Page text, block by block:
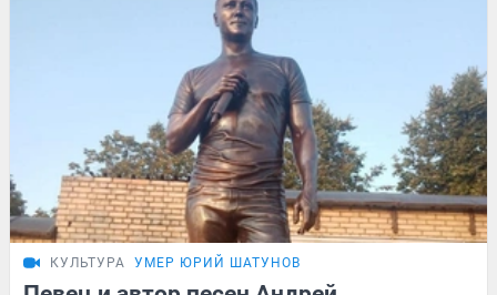
КУЛЬТУРА УМЕР ЮРИЙ ШАТУНОВ